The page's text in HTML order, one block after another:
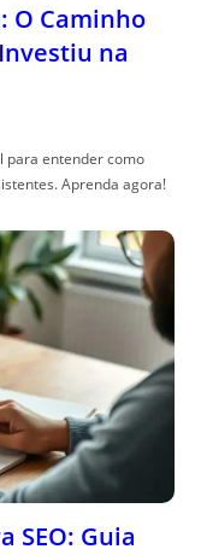
O Caminho
na
para entender como
Aprenda agora!
SEO: Guia